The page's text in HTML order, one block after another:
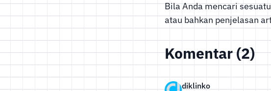
Bila Anda mencari
atau bahkan penjelasan
Komentar (2)
diklinko